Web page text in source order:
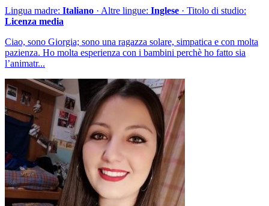
Lingua madre: Italiano · Altre lingue: Inglese · Titolo di studio:
Licenza media
Ciao, sono Giorgia; sono una ragazza solare, simpatica e con molta
pazienza. Ho molta esperienza con i bambini perchè ho fatto sia
l’animatr...